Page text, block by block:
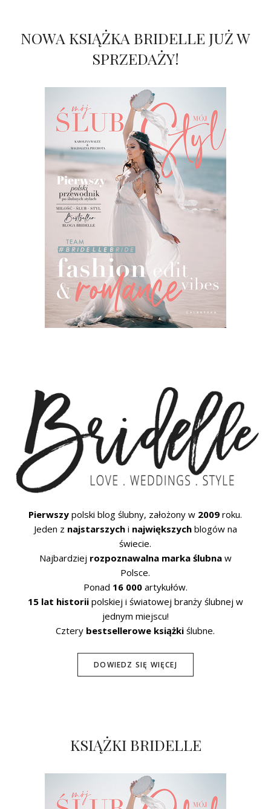
NOWA KSIĄŻKA BRIDELLE JUŻ W
SPRZEDAŻY!
Pierwszy polski blog ślubny, założony w 2009 roku.
Jeden z najstarszychi największychblogów na
świecie.
Najbardziej rozpoznawalna marka ślubnaw
Polsce.
Ponad 16 000artykułów.
15 lat historiipolskiej i światowej branży ślubnej w
jednym miejscu!
Cztery bestsellerowe książki ślubne.
DOWIEDZ SIĘ WIĘCEJ
KSIĄŻKI BRIDELLE